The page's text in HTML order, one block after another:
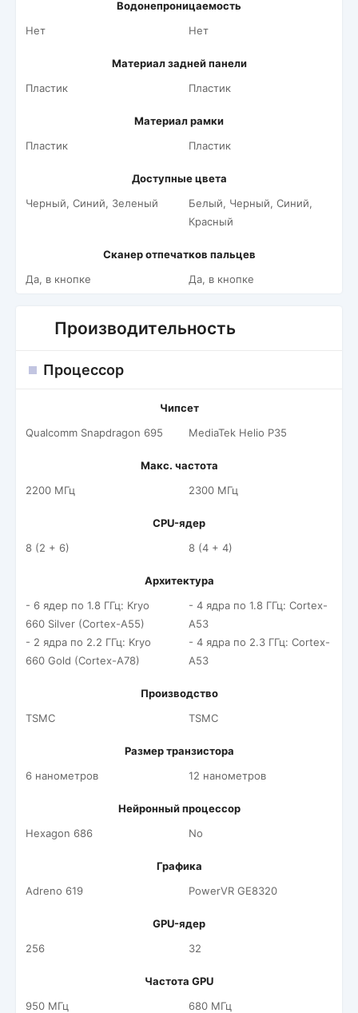
Водонепроницаемость
Нет
Нет
Материал задней панели
Пластик
Пластик
Материал рамки
Пластик
Пластик
Доступные цвета
Черный, Синий, Зеленый
Белый, Черный, Синий,
Красный
Сканер отпечатков пальцев
Да, в кнопке
Да, в кнопке
Производительность
Процессор
Чипсет
Qualcomm Snapdragon 695
MediaTek Helio P35
Макс. частота
2200 МГц
2300 МГц
CPU-ядер
8 (2 + 6)
8 (4 + 4)
Архитектура
- 6 ядер по 1.8 ГГц: Kryo
660 Silver (Cortex-A55)
- 2 ядра по 2.2 ГГц: Kryo
660 Gold (Cortex-A78)
- 4 ядра по 1.8 ГГц: Cortex-
A53
- 4 ядра по 2.3 ГГц: Cortex-
A53
Производство
TSMC
TSMC
Размер транзистора
6 нанометров
12 нанометров
Нейронный процессор
Hexagon 686
No
Графика
Adreno 619
PowerVR GE8320
GPU-ядер
256
32
Частота GPU
950 МГц
680 МГц